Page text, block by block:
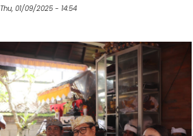
Thu, 01/09/2025 - 14:54